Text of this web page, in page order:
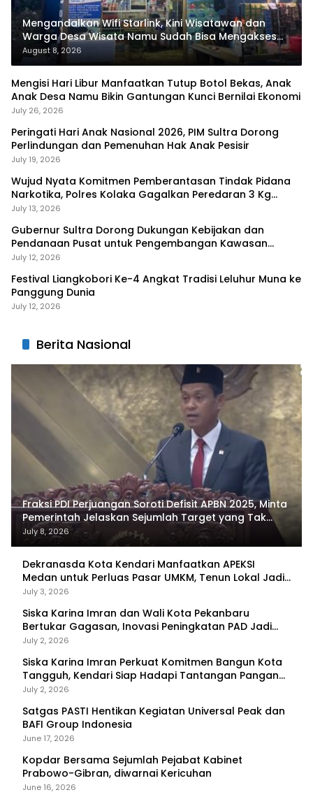
Mengandalkan Wifi Starlink, Kini Wisatawan dan
Warga Desa Wisata Namu Sudah Bisa Mengakses
Transaksi Digital
August 8, 2026
Mengisi Hari Libur Manfaatkan Tutup Botol Bekas, Anak
Anak Desa Namu Bikin Gantungan Kunci Bernilai Ekonomi
July 26, 2026
Peringati Hari Anak Nasional 2026, PIM Sultra Dorong
Perlindungan dan Pemenuhan Hak Anak Pesisir
July 19, 2026
Wujud Nyata Komitmen Pemberantasan Tindak Pidana
Narkotika, Polres Kolaka Gagalkan Peredaran 3 Kg
Sabu-Sabu
July 13, 2026
Gubernur Sultra Dorong Dukungan Kebijakan dan
Pendanaan Pusat untuk Pengembangan Kawasan
Liangkobhori
July 12, 2026
Festival Liangkobori Ke-4 Angkat Tradisi Leluhur Muna ke
Panggung Dunia
July 12, 2026
Berita Nasional
Fraksi PDI Perjuangan Soroti Defisit APBN 2025, Minta
Pemerintah Jelaskan Sejumlah Target yang Tak
Tercapai
July 8, 2026
Dekranasda Kota Kendari Manfaatkan APEKSI
Medan untuk Perluas Pasar UMKM, Tenun Lokal Jadi
Primadona
July 3, 2026
Siska Karina Imran dan Wali Kota Pekanbaru
Bertukar Gagasan, Inovasi Peningkatan PAD Jadi
Fokus Diskusi
July 2, 2026
Siska Karina Imran Perkuat Komitmen Bangun Kota
Tangguh, Kendari Siap Hadapi Tantangan Pangan
dan Bencana
July 2, 2026
Satgas PASTI Hentikan Kegiatan Universal Peak dan
BAFI Group Indonesia
June 17, 2026
Kopdar Bersama Sejumlah Pejabat Kabinet
Prabowo-Gibran, diwarnai Kericuhan
June 16, 2026